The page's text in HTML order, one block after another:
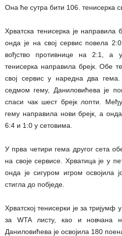
Она ће сутра бити 106. тенисерка
Хрватска тенисерка је направила
онда је на свој сервис повела
вођство противнице на 2:1, а
тенисерка направила брејк. Обе
свој сервис у наредна два
седмом гему, Даниловићева је
спаси чак шест брејк лопти.
гему направила нови брејк, а
6:4 и 1:0 у сетовима.
У прва четири гема другог сета
на своје сервисе. Хрватица је у
онда је сигуром игром освојила
стигла до побједе.
Хрватској тенисерки је за
за WTA листу, као и новчана
Даниловићева је освојила 180